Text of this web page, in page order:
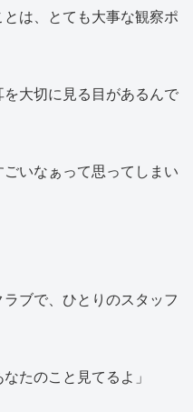
は、とても大事な観察ポ
大切に見る目があるんで
いなぁって思ってしまい
ブで、ひとりのスタッフ
たのこと見てるよ」